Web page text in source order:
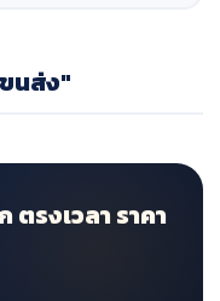
นส่ง"
รงเวลา ราคา